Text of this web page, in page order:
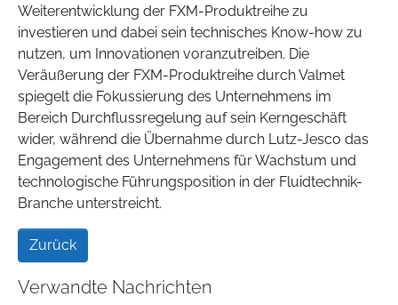
Weiterentwicklung der FXM-Produktreihe zu
investieren und dabei sein technisches Know-how zu
nutzen, um Innovationen voranzutreiben. Die
Veräußerung der FXM-Produktreihe durch Valmet
spiegelt die Fokussierung des Unternehmens im
Bereich Durchflussregelung auf sein Kerngeschäft
wider, während die Übernahme durch Lutz-Jesco das
Engagement des Unternehmens für Wachstum und
technologische Führungsposition in der Fluidtechnik-
Branche unterstreicht.
Zurück
Verwandte Nachrichten